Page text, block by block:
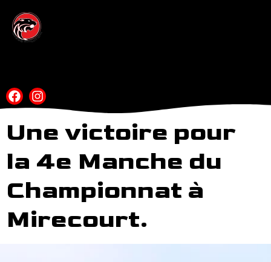
Une victoire pour
la 4e Manche du
Championnat à
Mirecourt.